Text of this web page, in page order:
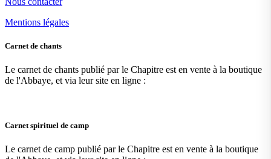
Mentions légales
Carnet de chants
Le carnet de chants publié par le Chapitre est en vente à la boutique
de l'Abbaye, et via leur site en ligne :
Carnet spirituel de camp
Le carnet de camp publié par le Chapitre est en vente à la boutique